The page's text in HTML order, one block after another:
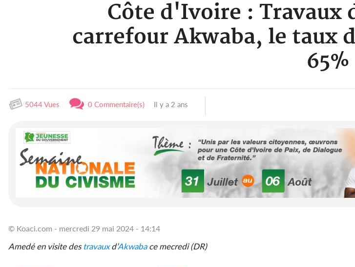
Côte d'Ivoire : Travaux
carrefour Akwaba, le taux
65%
5044 Vues 0 Commentaire(s) Il y a 2 ans
© Koaci.com - mercredi 29 mai 2024 - 14:14
Amedé en visite destravauxd’Akwabace mecredi (DR)